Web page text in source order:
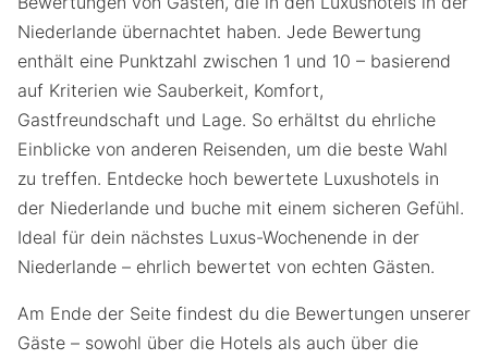
Niederlande übernachtet haben. Jede Bewertung
enthält eine Punktzahl zwischen 1 und 10 – basierend
auf Kriterien wie Sauberkeit, Komfort,
Gastfreundschaft und Lage. So erhältst du ehrliche
Einblicke von anderen Reisenden, um die beste Wahl
zu treffen. Entdecke hoch bewertete Luxushotels in
der Niederlande und buche mit einem sicheren Gefühl.
Ideal für dein nächstes Luxus-Wochenende in der
Niederlande – ehrlich bewertet von echten Gästen.
Am Ende der Seite findest du die Bewertungen unserer
Gäste – sowohl über die Hotels als auch über die